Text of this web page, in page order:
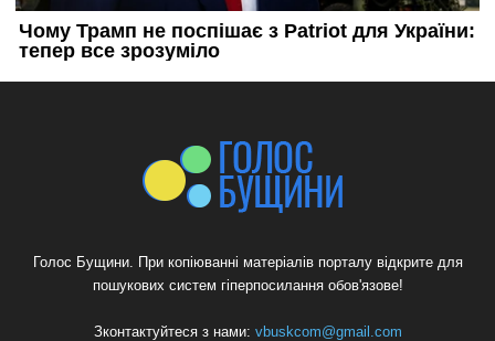
Голос Бущини. При копіюванні матеріалів порталу відкрите для
пошукових систем гіперпосилання обов'язове!
Зконтактуйтеся з нами: vbuskcom@gmail.com